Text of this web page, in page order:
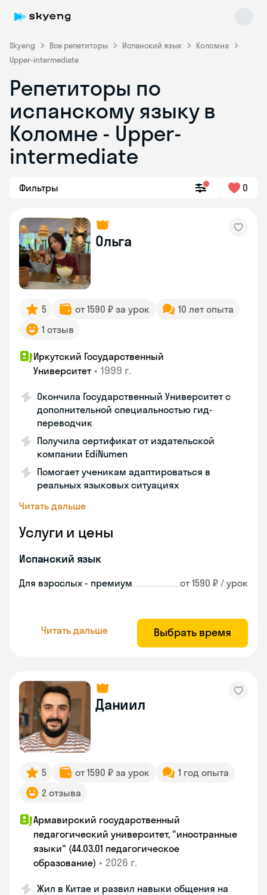
Skyeng Все репетиторы Испанский язык
Коломна
Upper-intermediate
Репетиторы по
испанскому языку в
Коломне - Upper-
intermediate
Фильтры 0
Ольга
5 от 1590 ₽ за урок
10 лет опыта
1 отзыв
Иркутский Государственный
Университет • 1999 г.
Окончила Государственный Университет с
дополнительной специальностью гид-
переводчик
Получила сертификат от издательской
компании EdiNumen
Помогает ученикам адаптироваться в
реальных языковых ситуациях
Читать дальше
Услуги и цены
Испанский язык
Для взрослых - премиум от 1590 ₽ / урок
Читать дальше Выбрать время
Даниил
5 от 1590 ₽ за урок
1 год опыта
2 отзыва
Армавирский государственный
педагогический университет, "иностранные
языки" (44.03.01 педагогическое
образование) • 2026 г.
Жил в Китае и развил навыки общения на
Skyeng Chat